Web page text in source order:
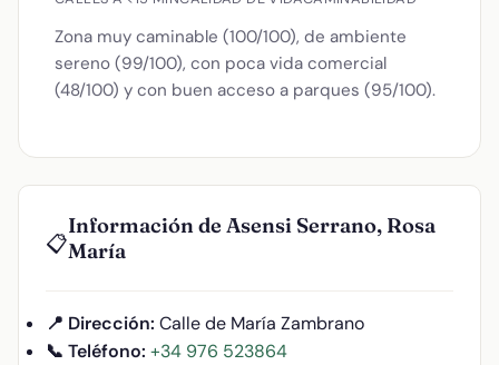
Zona muy caminable (100/100), de ambiente
sereno (99/100), con poca vida comercial
(48/100) y con buen acceso a parques (95/100).
📋
Información de Asensi Serrano, Rosa
María
📍 Dirección: Calle de María Zambrano
📞 Teléfono: +34 976 523864